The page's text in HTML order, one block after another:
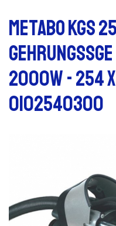
Metabo KGS
2000W - 254
0102540300